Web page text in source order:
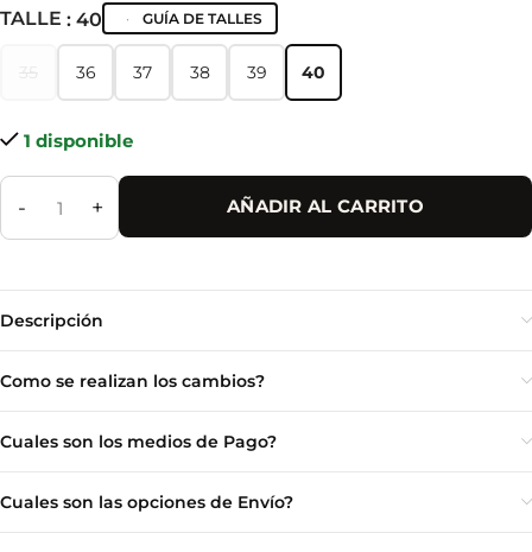
TALLE : 40 GUÍA DE TALLES
36
36 37
37 38
38 39
39 40
40
1 disponible
- + AÑADIR AL CARRITO
Descripción
Como se realizan los cambios?
Cuales son los medios de Pago?
Cuales son las opciones de Envío?